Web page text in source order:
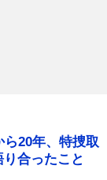
20年、特捜取
合ったこと